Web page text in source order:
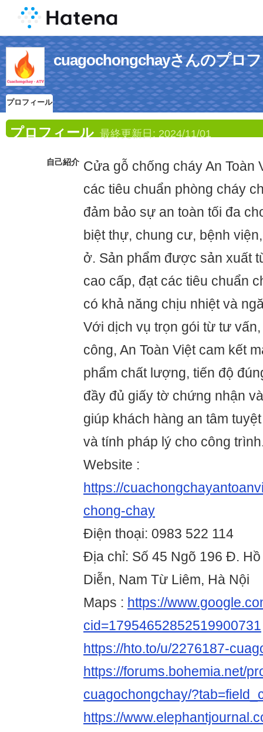
cuagochongchayさんのプロ
プロフィール
プロフィール 最終更新日: 2024/11/01
自己紹介 Cửa gỗ chống cháy An Toàn
các tiêu chuẩn phòng cháy
đảm bảo sự an toàn tối đa
biệt thự, chung cư, bệnh
ở. Sản phẩm được sản xuất
cao cấp, đạt các tiêu chuẩn
có khả năng chịu nhiệt và
Với dịch vụ trọn gói từ tư
công, An Toàn Việt cam kết
phẩm chất lượng, tiến độ
đầy đủ giấy tờ chứng nhận
giúp khách hàng an tâm
và tính pháp lý cho công
Website :
https://
chong-chay
Điện thoại: 0983 522 114
Địa chỉ: Số 45 Ngõ 196 Đ.
Diễn, Nam Từ Liêm, Hà Nội
Maps : https://
cid=17954652852519900731
https://hto.to/u/2276187-
https://forums.bohemia.net/
cuagochongchay/
https://